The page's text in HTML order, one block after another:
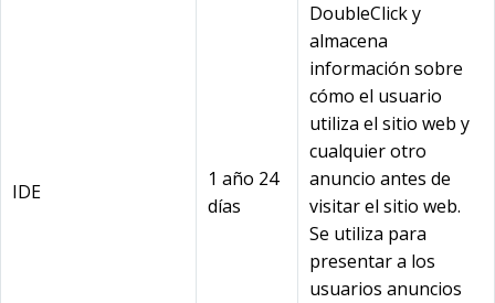
IDE
1 año 24
días
DoubleClick y
almacena
información sobre
cómo el usuario
utiliza el sitio web y
cualquier otro
anuncio antes de
visitar el sitio web.
Se utiliza para
presentar a los
usuarios anuncios